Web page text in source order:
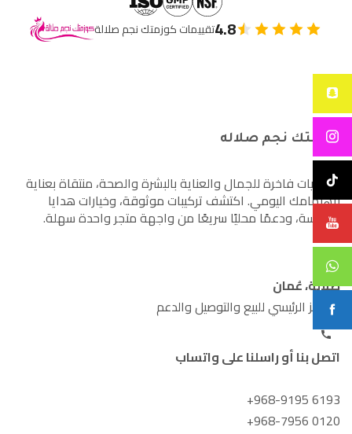
4.8تقييمات كوزمتك نجم صلالة
كوزمتك نجم صلاله
أساسيات فاخرة للجمال والعناية بالبشرة والصحة، منتقاة بعناية
لاهتمامك اليومي. اكتشف تركيبات موثوقة، وخيارات هدايا
مدروسة، ودعمًا محليًا سريعًا من واجهة متجر واحدة سهلة.
صلالة، عُمان
المركز الرئيسي للبيع والتوصيل والدعم
اتصل بنا أو راسلنا على واتساب
+968-9195 6193
+968-7956 0120